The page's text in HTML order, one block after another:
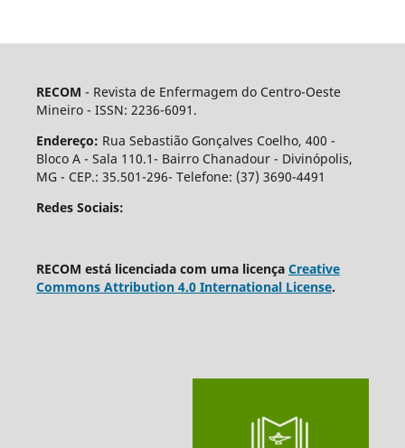
RECOM - Revista de Enfermagem do Centro-Oeste
Mineiro - ISSN: 2236-6091.
Endereço: Rua Sebastião Gonçalves Coelho, 400 -
Bloco A - Sala 110.1- Bairro Chanadour - Divinópolis,
MG - CEP.: 35.501-296- Telefone: (37) 3690-4491
Redes Sociais:
RECOM está licenciada com uma licença Creative
Commons Attribution 4.0 International License.